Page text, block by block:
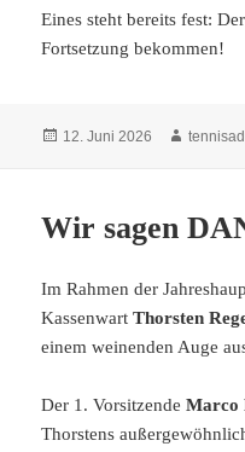
Eines steht bereits fest:
Fortsetzung bekommen!
Veröffentlicht
12. Juni 2026 Autor
Wir sagen
Im Rahmen der
KassenwartThorsten
einem weinenden Auge
Der 1. VorsitzendeMarco
Thorstens